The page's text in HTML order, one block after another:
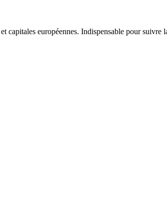
capitales européennes. Indispensable pour suivre